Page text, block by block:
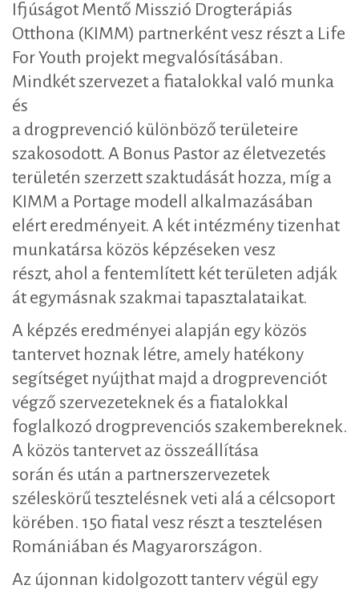
Ifjúságot Mentő Misszió Drogterápiás
Otthona (KIMM) partnerként vesz részt a Life
For Youth projekt megvalósításában.
Mindkét szervezet a fiatalokkal való munka
és
a drogprevenció különböző területeire
szakosodott. A Bonus Pastor az életvezetés
területén szerzett szaktudását hozza, míg a
KIMM a Portage modell alkalmazásában
elért eredményeit. A két intézmény tizenhat
munkatársa közös képzéseken vesz
részt, ahol a fentemlített két területen adják
át egymásnak szakmai tapasztalataikat.
A képzés eredményei alapján egy közös
tantervet hoznak létre, amely hatékony
segítséget nyújthat majd a drogprevenciót
végző szervezeteknek és a fiatalokkal
foglalkozó drogprevenciós szakembereknek.
A közös tantervet az összeállítása
során és után a partnerszervezetek
széleskörű tesztelésnek veti alá a célcsoport
körében. 150 fiatal vesz részt a tesztelésen
Romániában és Magyarországon.
Az újonnan kidolgozott tanterv végül egy